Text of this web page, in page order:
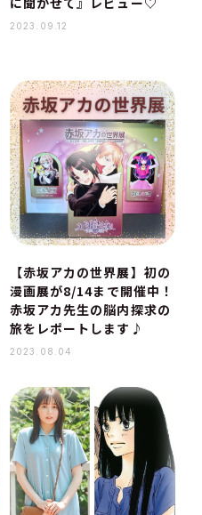
2023.09.12
【赤坂アカの世界展】初の
漫画展が8/14まで開催中！
赤坂アカ先生の脳内探求の
旅をレポートします♪
2023.08.04